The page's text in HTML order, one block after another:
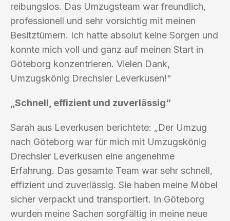
reibungslos. Das Umzugsteam war freundlich,
professionell und sehr vorsichtig mit meinen
Besitztümern. Ich hatte absolut keine Sorgen und
konnte mich voll und ganz auf meinen Start in
Göteborg konzentrieren. Vielen Dank,
Umzugskönig Drechsler Leverkusen!“
„Schnell, effizient und zuverlässig“
Sarah aus Leverkusen berichtete: „Der Umzug
nach Göteborg war für mich mit Umzugskönig
Drechsler Leverkusen eine angenehme
Erfahrung. Das gesamte Team war sehr schnell,
effizient und zuverlässig. Sie haben meine Möbel
sicher verpackt und transportiert. In Göteborg
wurden meine Sachen sorgfältig in meine neue